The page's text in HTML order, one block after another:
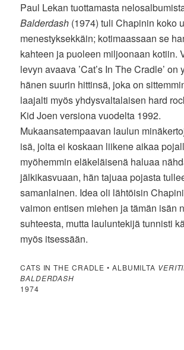
Paul Lekan tuottamasta
Balderdash (1974) tuli Chapinin koko
menestyksekkäin; kotimaassaan se
kahteen ja puoleen miljoonaan kotiin.
levyn avaava ’Cat’s In The Cradle’
hänen suurin hittinsä, joka on
laajalti myös yhdysvaltalaisen hard
Kid Joen versiona vuodelta 1992.
Mukaansatempaavan laulun
isä, jolta ei koskaan liikene aikaa
myöhemmin eläkeläisenä haluaa
jälkikasvuaan, hän tajuaa pojasta
samanlainen. Idea oli lähtöisin
vaimon entisen miehen ja tämän isän
suhteesta, mutta lauluntekijä tunnisti
myös itsessään.
CATS IN THE CRADLE • ALBUMILTA
BALDERDASH
1974